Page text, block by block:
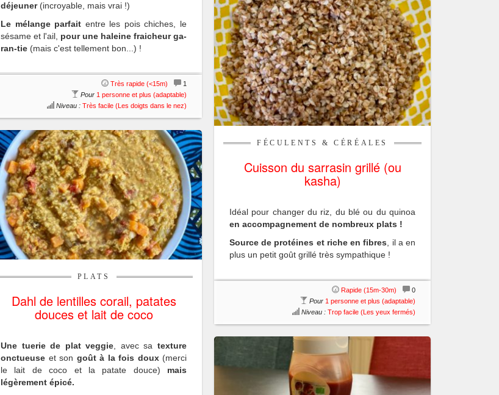
déjeuner(incroyable, mais vrai !)
Le mélange parfait entre les pois chiches, le
sésame et l'ail, pour une haleine fraicheur ga-
ran-tie (mais c'est tellement bon...) !
1
Très rapide (<15m)
Pour 1 personne et plus (adaptable)
Niveau : Très facile (Les doigts dans le nez)
FÉCULENTS & CÉRÉALES
Cuisson du sarrasin grillé (ou
kasha)
Idéal pour changer du riz, du blé ou du quinoa
en accompagnement de nombreux plats !
Source de protéines et riche en fibres , il a en
plus un petit goût grillé très sympathique !
0
Rapide (15m-30m)
Pour 1 personne et plus (adaptable)
Niveau : Trop facile (Les yeux fermés)
PLATS
Dahl de lentilles corail, patates
douces et lait de coco
Une tuerie de plat veggie , avec satexture
onctueuse et son goût à la fois doux(merci
le lait de coco et la patate douce) mais
légèrement épicé.